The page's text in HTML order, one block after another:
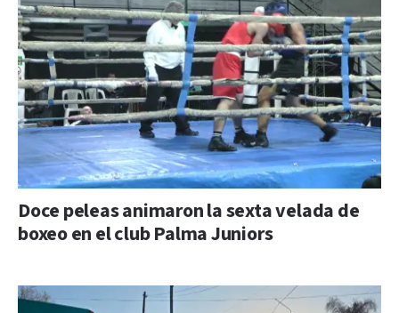
Doce peleas animaron la sexta velada de
boxeo en el club Palma Juniors